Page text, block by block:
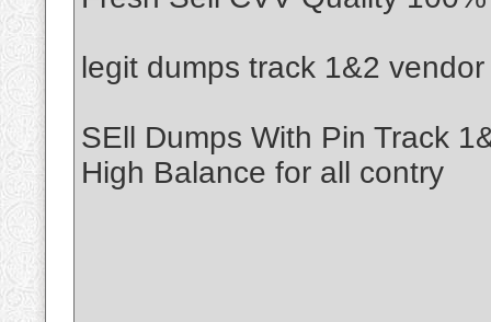
legit dumps track 1&2
SEll Dumps With Pin Track
High Balance for all contry